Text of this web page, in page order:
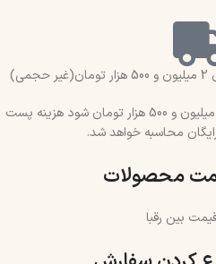
چنانچه جمع سبد خرید شما بالای 2 میلیون و 500 هزار تومان شود هزینه پست
محاسبه خواهد شد.
محصولات
بین رقبا